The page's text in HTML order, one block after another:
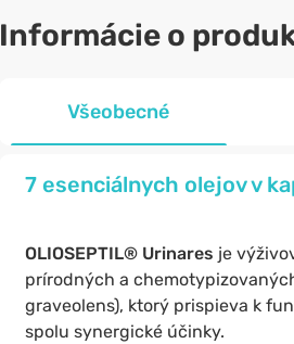
Informácie o
Všeobecné
7 esenciálnych olejov v
OLIOSEPTIL® Urinares je
prírodných a
graveolens), ktorý prispieva k
spolu synergické účinky.